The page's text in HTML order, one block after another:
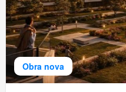
Obra nova